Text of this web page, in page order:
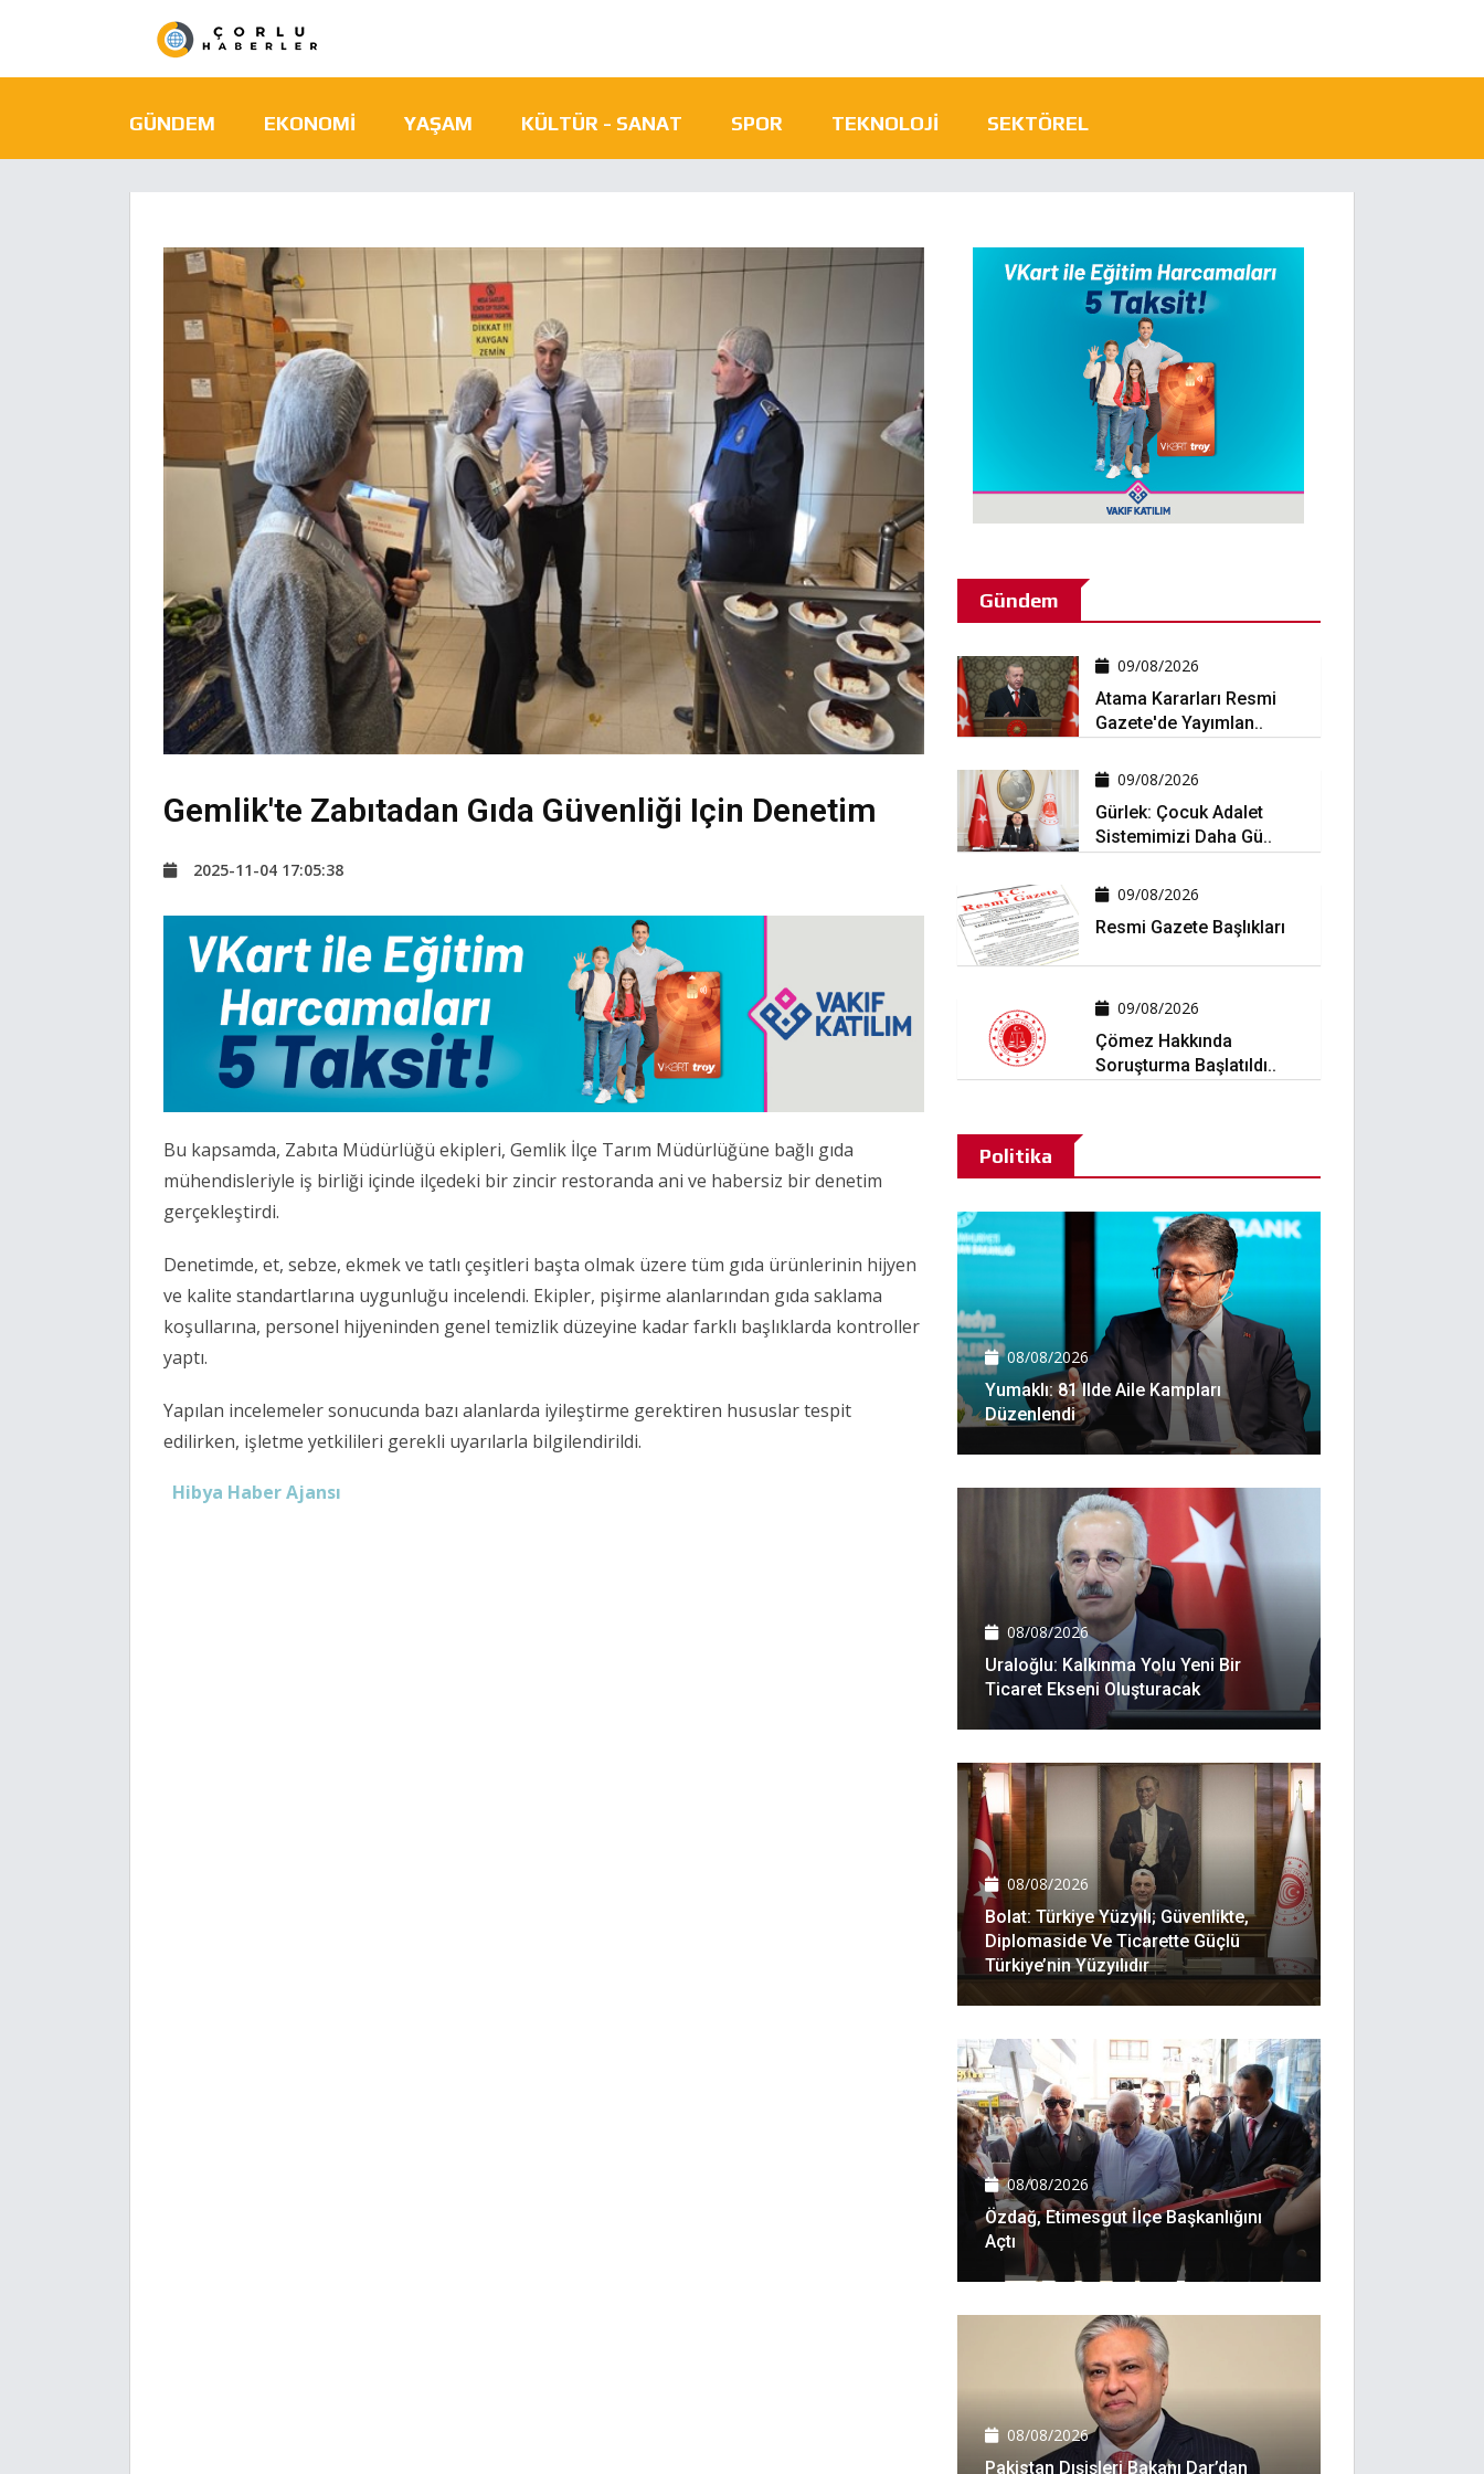
GÜNDEM EKONOMI YAŞAM KÜLTÜR - SANAT SPOR TEKNOLOJI SEKTÖREL
Gemlik'te Zabıtadan Gıda Güvenliği Için Denetim
2025-11-04 17:05:38
Bu kapsamda, Zabıta Müdürlüğü ekipleri, Gemlik İlçe Tarım Müdürlüğüne bağlı gıda
mühendisleriyle iş birliği içinde ilçedeki bir zincir restoranda ani ve habersiz bir denetim
gerçekleştirdi.
Denetimde, et, sebze, ekmek ve tatlı çeşitleri başta olmak üzere tüm gıda ürünlerinin hijyen
ve kalite standartlarına uygunluğu incelendi. Ekipler, pişirme alanlarından gıda saklama
koşullarına, personel hijyeninden genel temizlik düzeyine kadar farklı başlıklarda kontroller
yaptı.
Yapılan incelemeler sonucunda bazı alanlarda iyileştirme gerektiren hususlar tespit
edilirken, işletme yetkilileri gerekli uyarılarla bilgilendirildi.
Hibya Haber Ajansı
Gündem
09/08/2026
Atama Kararları Resmi
Gazete'de Yayımlan..
09/08/2026
Gürlek: Çocuk Adalet
Sistemimizi Daha Gü..
09/08/2026
Resmi Gazete Başlıkları
09/08/2026
Çömez Hakkında
Soruşturma Başlatıldı..
Politika
08/08/2026
Yumaklı: 81 Ilde Aile Kampları
Düzenlendi
08/08/2026
Uraloğlu: Kalkınma Yolu Yeni Bir
Ticaret Ekseni Oluşturacak
08/08/2026
Bolat: Türkiye Yüzyılı; Güvenlikte,
Diplomaside Ve Ticarette Güçlü
Türkiye’nin Yüzyılıdır
08/08/2026
Özdağ, Etimesgut İlçe Başkanlığını
Açtı
08/08/2026
Pakistan Dışişleri Bakanı Dar’dan